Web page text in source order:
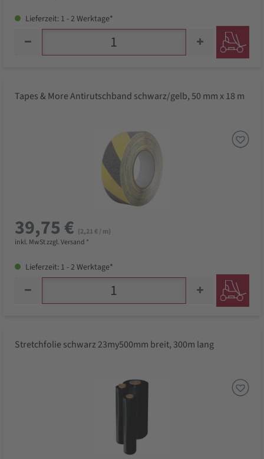
Lieferzeit: 1 - 2 Werktage*
Tapes & More Antirutschband schwarz/gelb, 50 mm x 18 m
39,75 € (2,21 € / m)
inkl. MwSt zzgl. Versand *
Lieferzeit: 1 - 2 Werktage*
Stretchfolie schwarz 23my500mm breit, 300m lang